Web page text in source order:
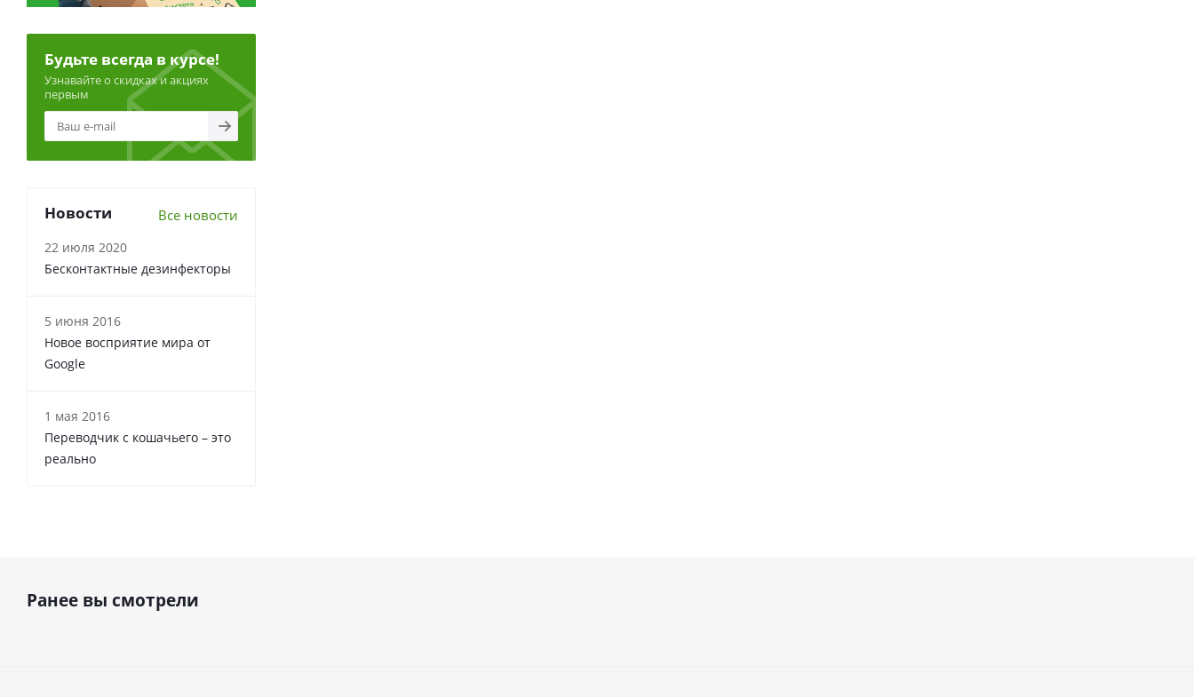
Будьте всегда в курсе!
Узнавайте о скидках и акциях
первым
Новости Все новости
22 июля 2020
Бесконтактные дезинфекторы
5 июня 2016
Новое восприятие мира от
Google
1 мая 2016
Переводчик с кошачьего – это
реально
Ранее вы смотрели